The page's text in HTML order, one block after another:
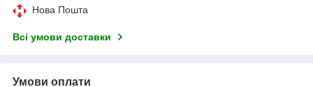
Нова Пошта
Всі умови доставки
Умови оплати